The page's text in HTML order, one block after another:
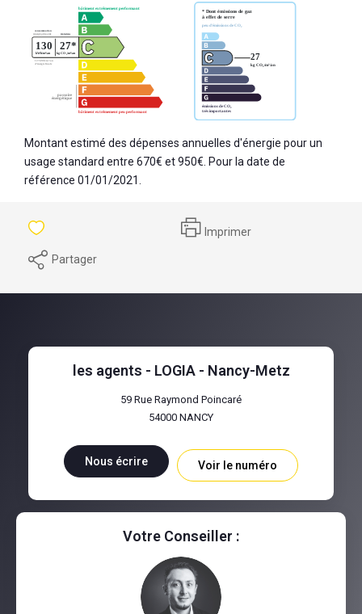
Montant estimé des dépenses annuelles d'énergie pour un
usage standard entre 670€ et 950€. Pour la date de
référence 01/01/2021.
Imprimer
Partager
les agents - LOGIA - Nancy-Metz
59 Rue Raymond Poincaré
54000 NANCY
Nous écrire Voir le numéro
Votre Conseiller :